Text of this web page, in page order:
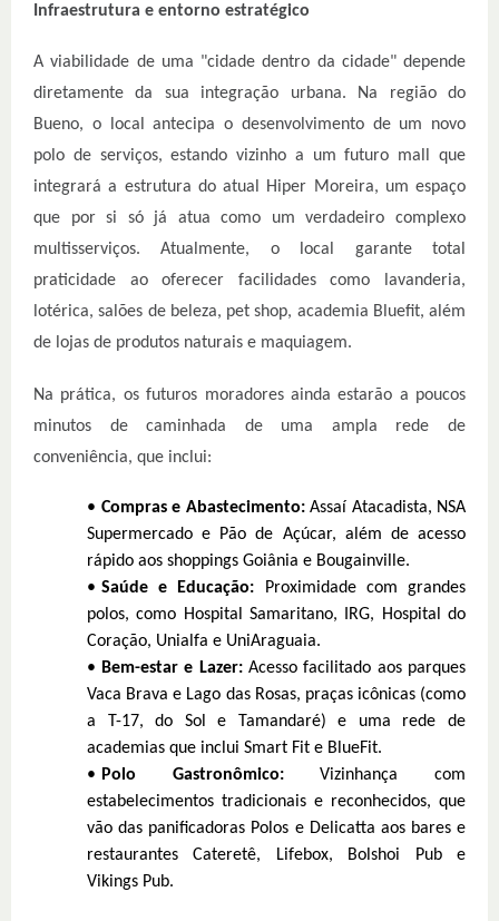
Infraestrutura e entorno estratégico
A viabilidade de uma "cidade dentro da cidade" depende
diretamente da sua integração urbana. Na região do
Bueno, o local antecipa o desenvolvimento de um novo
polo de serviços, estando vizinho a um futuro mall que
integrará a estrutura do atual Hiper Moreira, um espaço
que por si só já atua como um verdadeiro complexo
multisserviços. Atualmente, o local garante total
praticidade ao oferecer facilidades como lavanderia,
lotérica, salões de beleza, pet shop, academia Bluefit, além
de lojas de produtos naturais e maquiagem.
Na prática, os futuros moradores ainda estarão a poucos
minutos de caminhada de uma ampla rede de
conveniência, que inclui:
Compras e Abastecimento:Assaí Atacadista, NSA
Supermercado e Pão de Açúcar, além de acesso
rápido aos shoppings Goiânia e Bougainville.
Saúde e Educação: Proximidade com grandes
polos, como Hospital Samaritano, IRG, Hospital do
Coração, Unialfa e UniAraguaia.
Bem-estar e Lazer:Acesso facilitado aos parques
Vaca Brava e Lago das Rosas, praças icônicas (como
a T-17, do Sol e Tamandaré) e uma rede de
academias que inclui Smart Fit e BlueFit.
Polo Gastronômico:Vizinhança com
estabelecimentos tradicionais e reconhecidos, que
vão das panificadoras Polos e Delicatta aos bares e
restaurantes Cateretê, Lifebox, Bolshoi Pub e
Vikings Pub.